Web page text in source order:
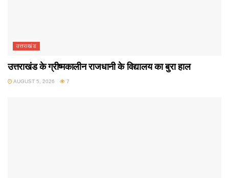
उत्तराखंड
उत्तराखंड के ग्रीष्मकालीन राजधानी के विद्यालय का बुरा हाल
AUGUST 5, 2026 7